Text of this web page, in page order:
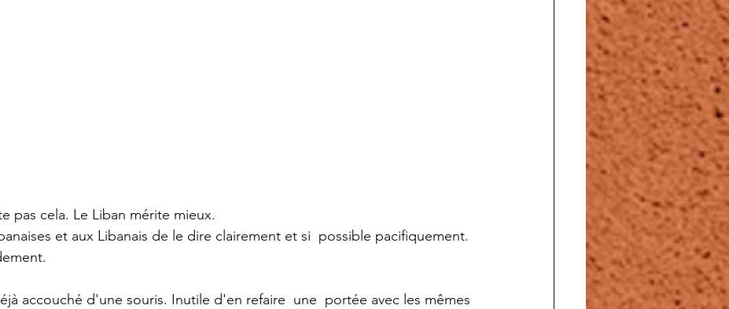
pas cela. Le Liban mérite mieux.
et aux Libanais de le dire clairement et si  possible pacifiquement.
accouché d'une souris. Inutile d'en refaire  une  portée avec les mêmes